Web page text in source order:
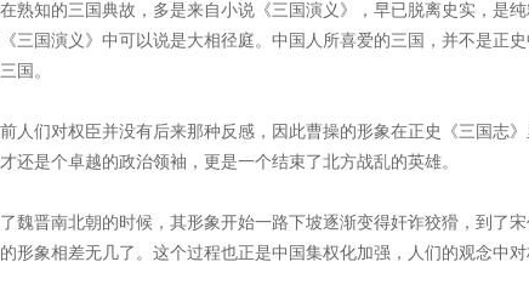
熟知的三国典故，多是来自小说《三国演义》，早已脱离史实，是
三国演义》中可以说是大相径庭。中国人所喜爱的三国，并不是正
国。
人们对权臣并没有后来那种反感，因此曹操的形象在正史《三国志
还是个卓越的政治领袖，更是一个结束了北方战乱的英雄。
魏晋南北朝的时候，其形象开始一路下坡逐渐变得奸诈狡猾，到了
形象相差无几了。这个过程也正是中国集权化加强，人们的观念中对